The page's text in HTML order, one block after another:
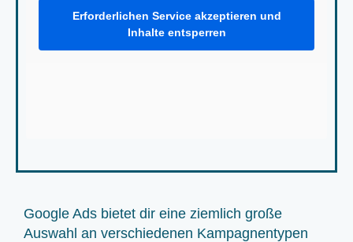
Erforderlichen Service akzeptieren und
Inhalte entsperren
Google Ads bietet dir eine ziemlich große
Auswahl an verschiedenen Kampagnentypen